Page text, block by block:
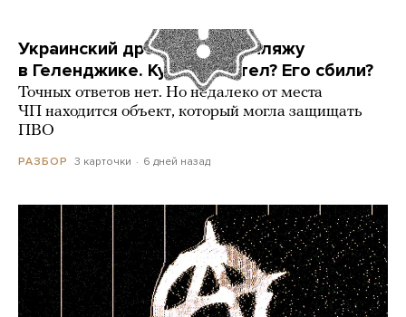
Украинский дрон попал по пляжу
в Геленджике. Куда он летел? Его сбили?
Точных ответов нет. Но недалеко от места
ЧП находится объект, который могла защищать
ПВО
РАЗБОР 3 карточки 6 дней назад